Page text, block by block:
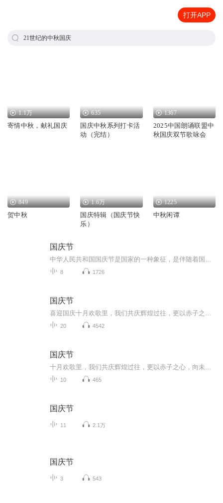
打开APP
21世纪的中秋国庆
1.1万
寄情中秋，献礼国庆
635
国庆中秋系列打卡活
动（完结）
1367
2025中国朗诵联盟中
秋国庆双节歌咏会
849
贺中秋
1.6万
国庆特辑（国庆节快
乐）
1225
中秋闲谭
国庆节
8 1726
国庆节
20 4542
国庆节
10 465
国庆节
11 2.1万
国庆节
3 543